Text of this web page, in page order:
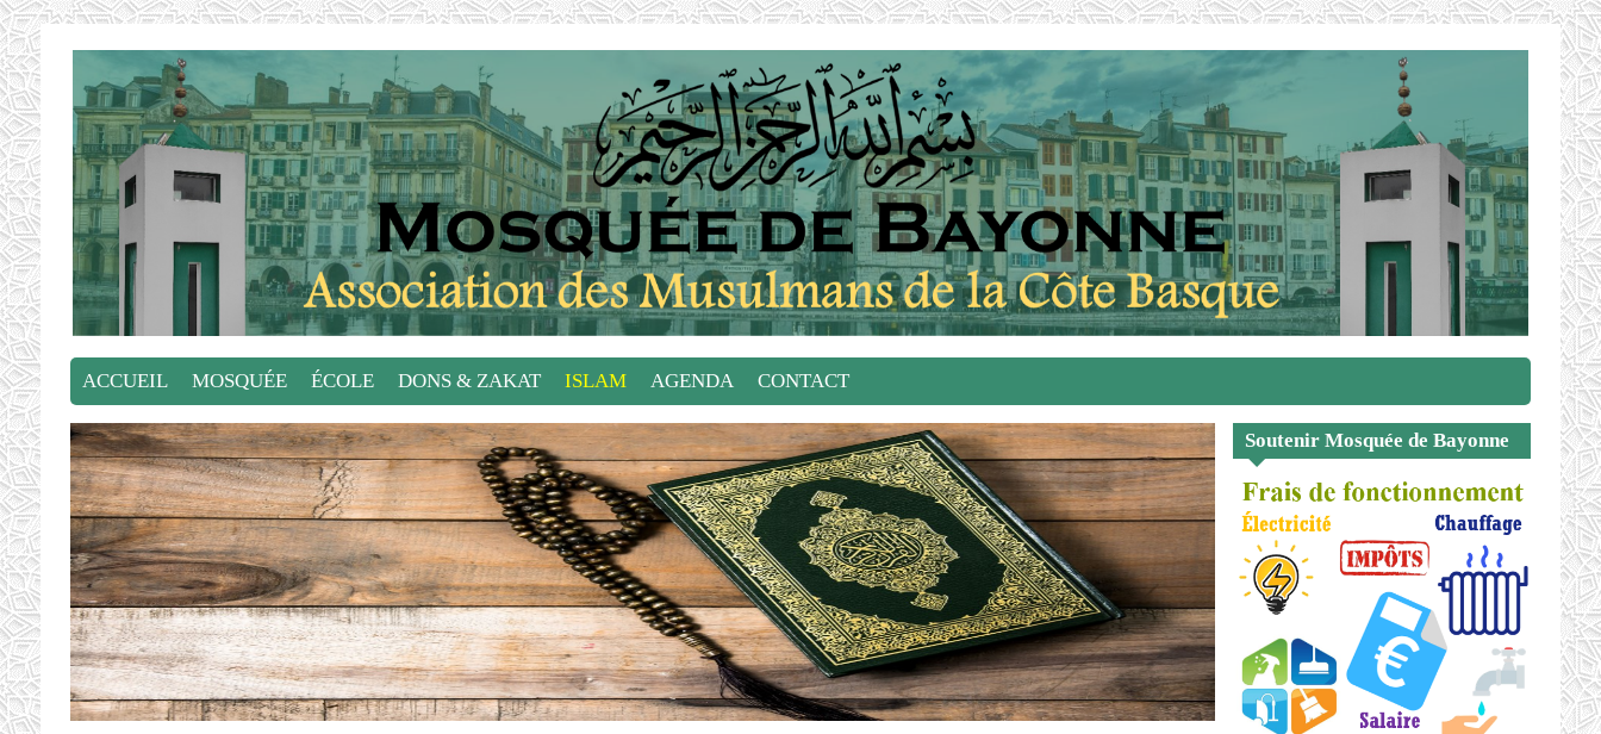
ACCUEIL MOSQUÉE ÉCOLE DONS & ZAKAT ISLAM AGENDA CONTACT
Soutenir Mosquée de Bayonne